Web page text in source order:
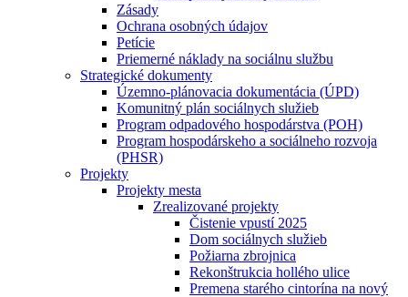
Zásady
Ochrana osobných údajov
Petície
Priemerné náklady na sociálnu službu
Strategické dokumenty
Územno-plánovacia dokumentácia (ÚPD)
Komunitný plán sociálnych služieb
Program odpadového hospodárstva (POH)
Program hospodárskeho a sociálneho rozvoja
(PHSR)
Projekty
Projekty mesta
Zrealizované projekty
Čistenie vpustí 2025
Dom sociálnych služieb
Požiarna zbrojnica
Rekonštrukcia hollého ulice
Premena starého cintorína na nový